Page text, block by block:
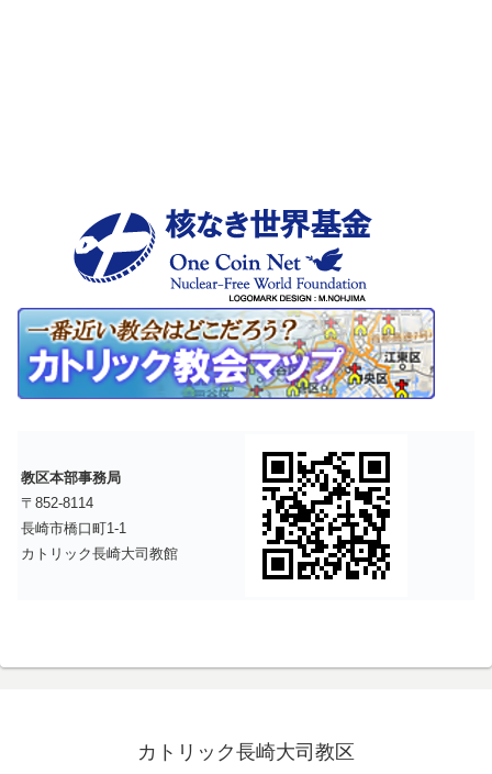
教区本部事務局
〒852-8114
長崎市橋口町1-1
カトリック長崎大司教館
カトリック長崎大司教区